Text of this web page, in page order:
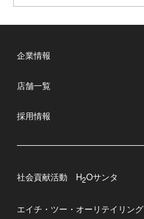
企業情報
店舗一覧
採用情報
社会貢献活動 H2Oサンタ
エイチ・ツー・オーリテイリング